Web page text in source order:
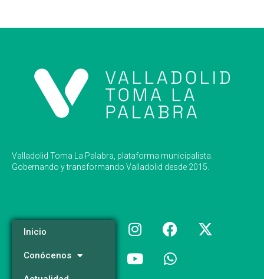
Valladolid Toma La Palabra, plataforma municipalista.
Gobernando y transformando Valladolid desde 2015.
Inicio
Conócenos